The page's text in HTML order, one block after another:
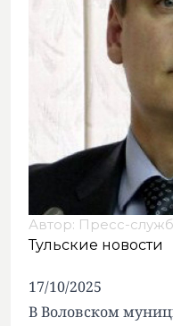
Автор: Пресс-
Тульские новости
17/10/2025
В Воловском